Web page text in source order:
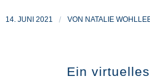
14. JUNI 2021 / VON NATALIE
Ein